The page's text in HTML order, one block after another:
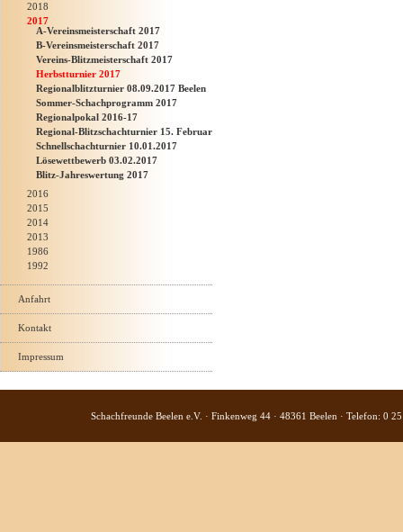
2018
2017
A-Vereinsmeisterschaft 2017
B-Vereinsmeisterschaft 2017
Vereins-Blitzmeisterschaft 2017
Herbstturnier 2017
Regionalblitzturnier 08.09.2017 Beelen
Sommer-Schachprogramm 2017
Regionalpokal 2016-17
Regional-Blitzschachturnier 15. Februar
Schnellschachturnier 10.01.2017
Lösewettbewerb 03.02.2017
Blitz-Jahreswertung 2017
2016
2015
2014
2013
1986
1992
Anfahrt
Kontakt
Impressum
Schachfreunde Beelen e.V. · Finkenweg 44 · 48361 Beelen · Telefon: 0